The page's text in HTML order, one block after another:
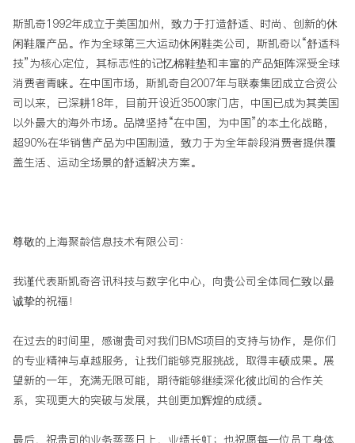
斯凯奇1992年成立于美国加州，致力于打造舒适、时尚、创新的休
闲鞋履产品。作为全球第三大运动休闲鞋类公司，斯凯奇以“舒适科
技”为核心定位，其标志性的记忆棉鞋垫和丰富的产品矩阵深受全球
消费者青睐。在中国市场，斯凯奇自2007年与联泰集团成立合资公
司以来，已深耕18年，目前开设近3500家门店，中国已成为其美国
以外最大的海外市场。品牌坚持“在中国，为中国”的本土化战略，
超90%在华销售产品为中国制造，致力于为全年龄段消费者提供覆
盖生活、运动全场景的舒适解决方案。
尊敬的上海聚龄信息技术有限公司：
我谨代表斯凯奇咨讯科技与数字化中心，向贵公司全体同仁致以最
诚挚的祝福！
在过去的时间里，感谢贵司对我们BMS项目的支持与协作，是你们
的专业精神与卓越服务，让我们能够克服挑战，取得丰硕成果。展
望新的一年，充满无限可能，期待能够继续深化彼此间的合作关
系，实现更大的突破与发展，共创更加辉煌的成绩。
最后，祝贵司的业务蒸蒸日上，业绩长虹；也祝愿每一位员工身体